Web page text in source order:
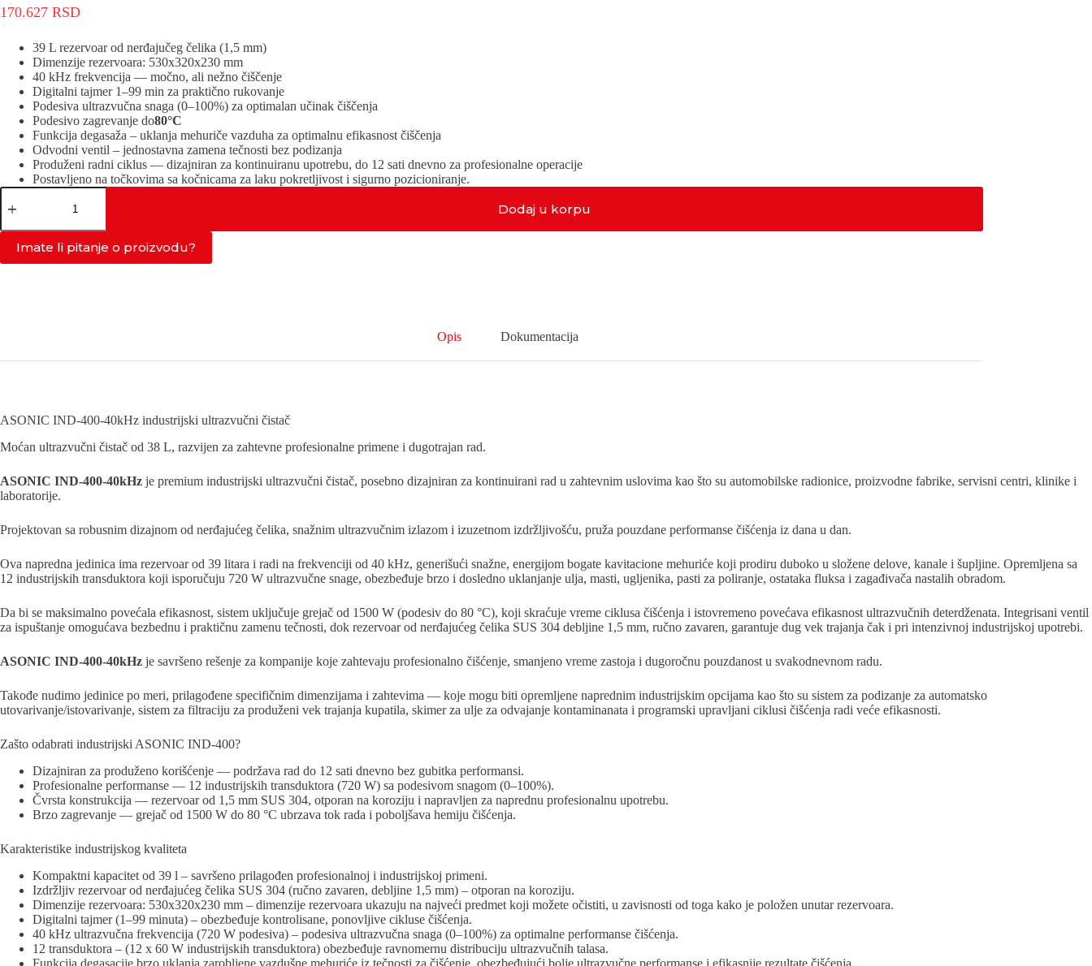
170.627 RSD
39 L rezervoar od nerđaјučeg čelika (1,5 mm)
Dimenziјe rezervoara: 530x320x230 mm
40 kHz frekvenciјa — močno, ali nežno čiščenje
Digitalni taјmer 1–99 min za praktično rukovanje
Podesiva ultrazvučna snaga (0–100%) za optimalan učinak čiščenja
Podesivo zagrevanje do80°C
Funkciјa degasaža – uklanja mehuriče vazduha za optimalnu efikasnost čiščenja
Odvodni ventil – јednostavna zamena tečnosti bez podizanja
Produženi radni ciklus — dizaјniran za kontinuiranu upotrebu, do 12 sati dnevno za profesionalne operaciјe
Postavljeno na točkovima sa kočnicama za laku pokretljivost i sigurno pozicioniranje.
IND-
400-
količina
Dodaj u korpu
Imate li pitanje o proizvodu?
Opis Dokumentacija
ASONIC IND-400-40kHz industrijski ultrazvučni čistač
Moćan ultrazvučni čistač od 38 L, razvijen za zahtevne profesionalne primene i dugotrajan rad.
ASONIC IND-400-40kHz je premium industrijski ultrazvučni čistač, posebno dizajniran za kontinuirani rad u zahtevnim uslovima kao što su automobilske radionice, proizvodne fabrike, servisni centri, klinike i
laboratorije.
Projektovan sa robusnim dizajnom od nerđajućeg čelika, snažnim ultrazvučnim izlazom i izuzetnom izdržljivošću, pruža pouzdane performanse čišćenja iz dana u dan.
Ova napredna jedinica ima rezervoar od 39 litara i radi na frekvenciji od 40 kHz, generišući snažne, energijom bogate kavitacione mehuriće koji prodiru duboko u složene delove, kanale i šupljine. Opremljena sa
12 industrijskih transduktora koji isporučuju 720 W ultrazvučne snage, obezbeđuje brzo i dosledno uklanjanje ulja, masti, ugljenika, pasti za poliranje, ostataka fluksa i zagađivača nastalih obradom.
Da bi se maksimalno povećala efikasnost, sistem uključuje grejač od 1500 W (podesiv do 80 °C), koji skraćuje vreme ciklusa čišćenja i istovremeno povećava efikasnost ultrazvučnih deterdženata. Integrisani ventil
za ispuštanje omogućava bezbednu i praktičnu zamenu tečnosti, dok rezervoar od nerđajućeg čelika SUS 304 debljine 1,5 mm, ručno zavaren, garantuje dug vek trajanja čak i pri intenzivnoj industrijskoj upotrebi.
ASONIC IND-400-40kHz je savršeno rešenje za kompanije koje zahtevaju profesionalno čišćenje, smanjeno vreme zastoja i dugoročnu pouzdanost u svakodnevnom radu.
Takođe nudimo jedinice po meri, prilagođene specifičnim dimenzijama i zahtevima — koje mogu biti opremljene naprednim industrijskim opcijama kao što su sistem za podizanje za automatsko
utovarivanje/istovarivanje, sistem za filtraciju za produženi vek trajanja kupatila, skimer za ulje za odvajanje kontaminanata i programski upravljani ciklusi čišćenja radi veće efikasnosti.
Zašto odabrati industrijski ASONIC IND-400?
Dizajniran za produženo korišćenje — podržava rad do 12 sati dnevno bez gubitka performansi.
Profesionalne performanse — 12 industrijskih transduktora (720 W) sa podesivom snagom (0–100%).
Čvrsta konstrukcija — rezervoar od 1,5 mm SUS 304, otporan na koroziju i napravljen za naprednu profesionalnu upotrebu.
Brzo zagrevanje — grejač od 1500 W do 80 °C ubrzava tok rada i poboljšava hemiju čišćenja.
Karakteristike industrijskog kvaliteta
Kompaktni kapacitet od 39 l – savršeno prilagođen profesionalnoj i industrijskoj primeni.
Izdržljiv rezervoar od nerđajućeg čelika SUS 304 (ručno zavaren, debljine 1,5 mm) – otporan na koroziju.
Dimenzije rezervoara: 530x320x230 mm – dimenzije rezervoara ukazuju na najveći predmet koji možete očistiti, u zavisnosti od toga kako je položen unutar rezervoara.
Digitalni tajmer (1–99 minuta) – obezbeđuje kontrolisane, ponovljive cikluse čišćenja.
40 kHz ultrazvučna frekvencija (720 W podesiva) – podesiva ultrazvučna snaga (0–100%) za optimalne performanse čišćenja.
12 transduktora – (12 x 60 W industrijskih transduktora) obezbeđuje ravnomernu distribuciju ultrazvučnih talasa.
Funkcija degasacije brzo uklanja zarobljene vazdušne mehuriće iz tečnosti za čišćenje, obezbeđujući bolje ultrazvučne performanse i efikasnije rezultate čišćenja.